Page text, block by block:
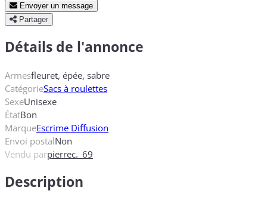
Envoyer un message
Partager
Détails de l'annonce
Armesfleuret, épée, sabre
CatégorieSacs à roulettes
SexeUnisexe
ÉtatBon
MarqueEscrime Diffusion
Envoi postalNon
Vendu parpierrec._69
Description